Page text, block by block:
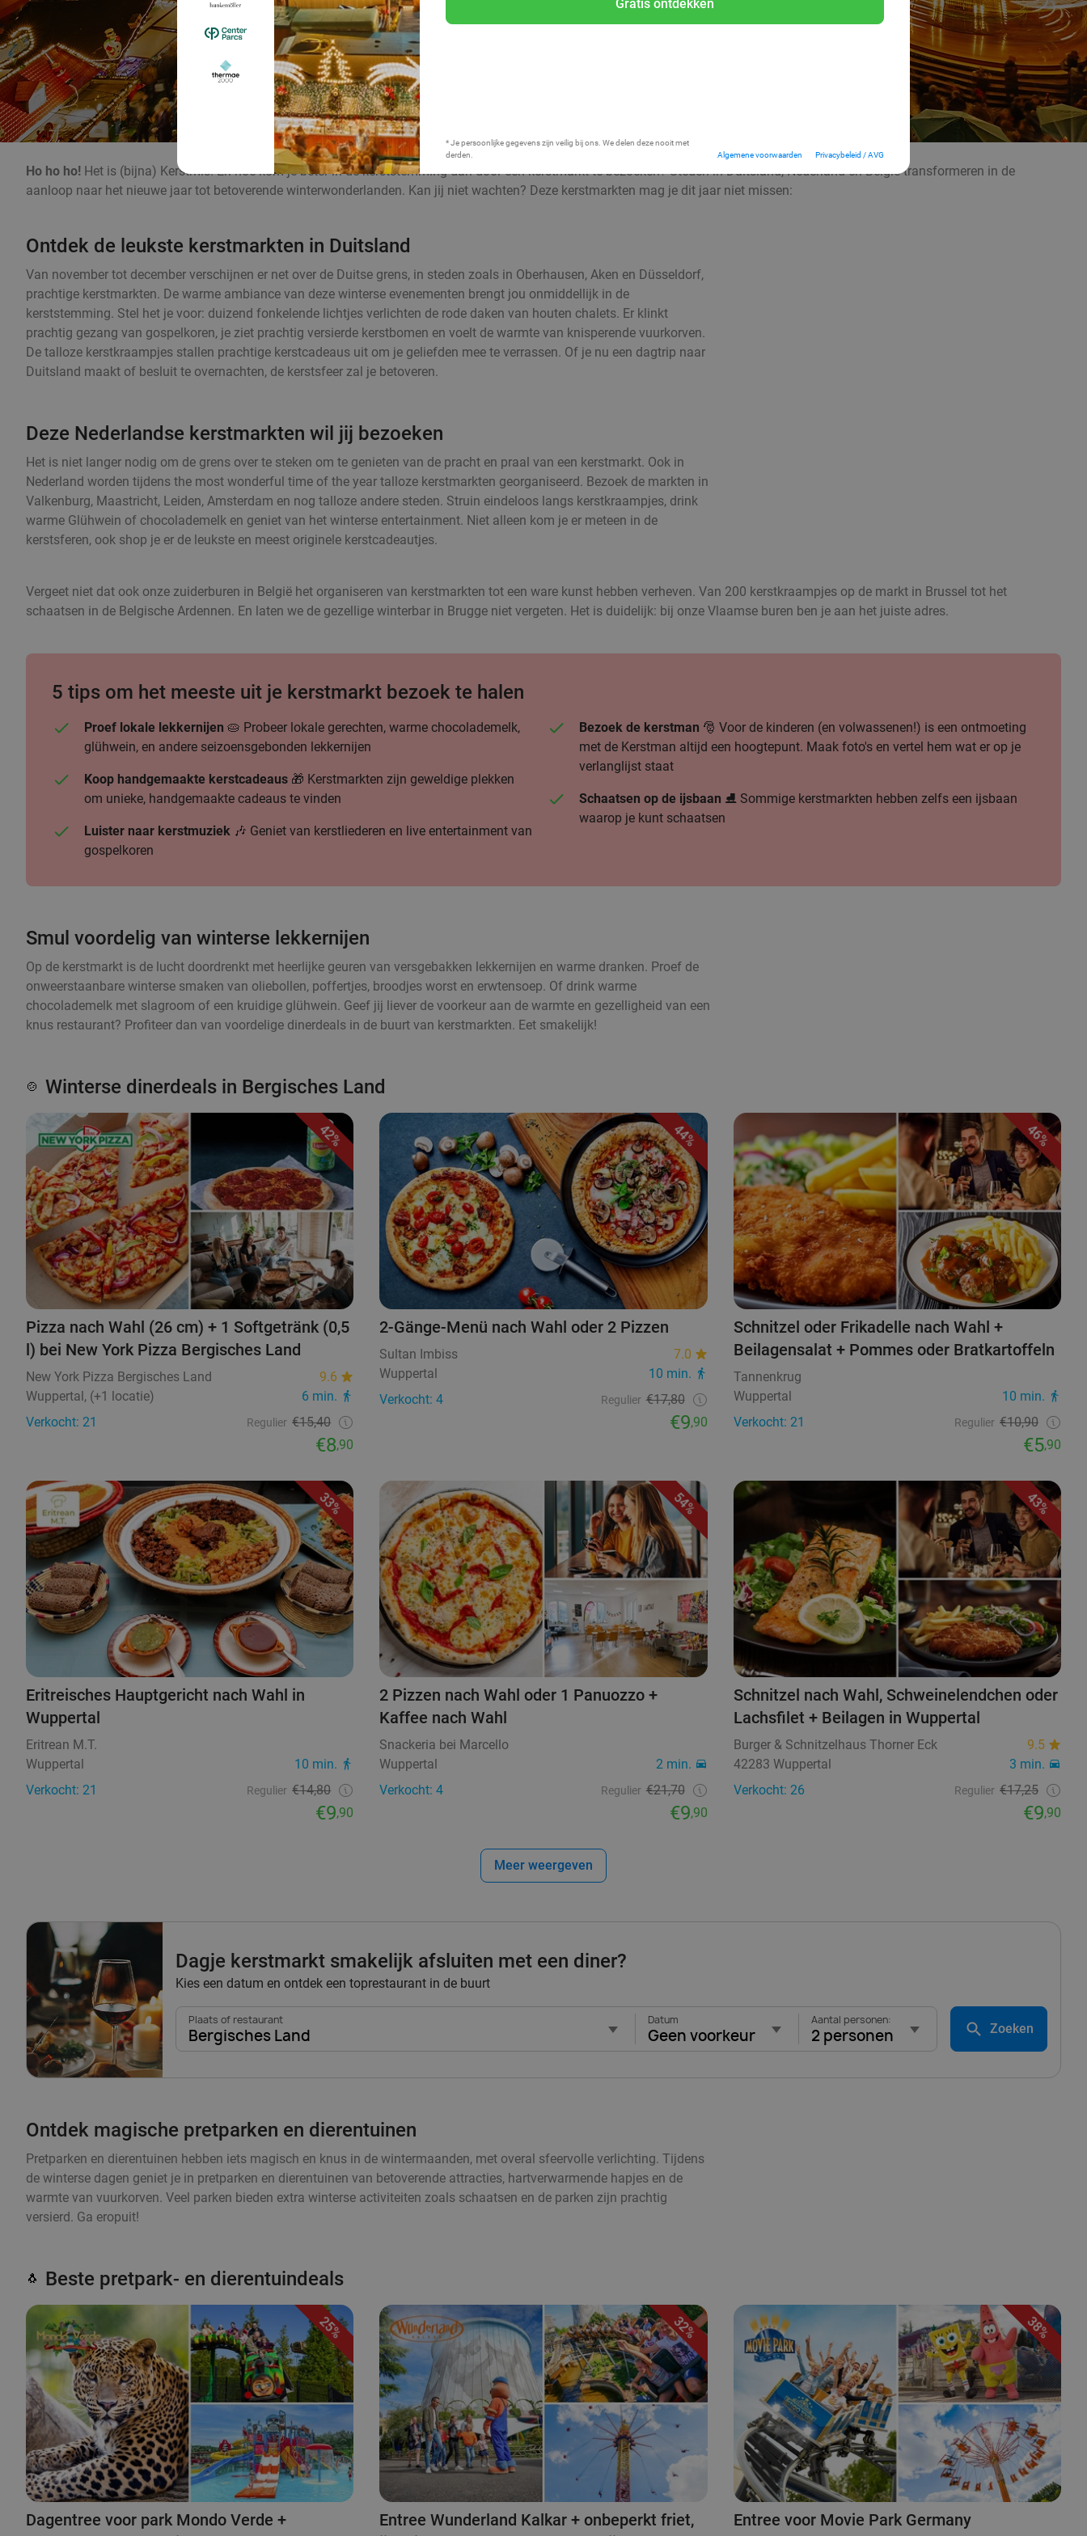
Gratis ontdekken
* Je persoonlijke gegevens zijn veilig bij ons. We delen deze nooit met
derden.
Algemene voorwaarden Privacybeleid / AVG
Ho ho ho! Het is (bijna) Kerstmis! En hoe kom je beter in de kerststemming dan door een kerstmarkt te bezoeken? Steden in Duitsland, Nederland en België transformeren in de
aanloop naar het nieuwe jaar tot betoverende winterwonderlanden. Kan jij niet wachten? Deze kerstmarkten mag je dit jaar niet missen:
Ontdek de leukste kerstmarkten in Duitsland
Van november tot december verschijnen er net over de Duitse grens, in steden zoals in Oberhausen, Aken en Düsseldorf,
prachtige kerstmarkten. De warme ambiance van deze winterse evenementen brengt jou onmiddellijk in de
kerststemming. Stel het je voor: duizend fonkelende lichtjes verlichten de rode daken van houten chalets. Er klinkt
prachtig gezang van gospelkoren, je ziet prachtig versierde kerstbomen en voelt de warmte van knisperende vuurkorven.
De talloze kerstkraampjes stallen prachtige kerstcadeaus uit om je geliefden mee te verrassen. Of je nu een dagtrip naar
Duitsland maakt of besluit te overnachten, de kerstsfeer zal je betoveren.
Deze Nederlandse kerstmarkten wil jij bezoeken
Het is niet langer nodig om de grens over te steken om te genieten van de pracht en praal van een kerstmarkt. Ook in
Nederland worden tijdens the most wonderful time of the year talloze kerstmarkten georganiseerd. Bezoek de markten in
Valkenburg, Maastricht, Leiden, Amsterdam en nog talloze andere steden. Struin eindeloos langs kerstkraampjes, drink
warme Glühwein of chocolademelk en geniet van het winterse entertainment. Niet alleen kom je er meteen in de
kerstsferen, ook shop je er de leukste en meest originele kerstcadeautjes.
Vergeet niet dat ook onze zuiderburen in België het organiseren van kerstmarkten tot een ware kunst hebben verheven. Van 200 kerstkraampjes op de markt in Brussel tot het
schaatsen in de Belgische Ardennen. En laten we de gezellige winterbar in Brugge niet vergeten. Het is duidelijk: bij onze Vlaamse buren ben je aan het juiste adres.
5 tips om het meeste uit je kerstmarkt bezoek te halen
Proef lokale lekkernijen 🥧 Probeer lokale gerechten, warme chocolademelk,
glühwein, en andere seizoensgebonden lekkernijen
Koop handgemaakte kerstcadeaus 🎁 Kerstmarkten zijn geweldige plekken
om unieke, handgemaakte cadeaus te vinden
Luister naar kerstmuziek 🎶 Geniet van kerstliederen en live entertainment van
gospelkoren
Bezoek de kerstman 🎅 Voor de kinderen (en volwassenen!) is een ontmoeting
met de Kerstman altijd een hoogtepunt. Maak foto's en vertel hem wat er op je
verlanglijst staat
Schaatsen op de ijsbaan ⛸️ Sommige kerstmarkten hebben zelfs een ijsbaan
waarop je kunt schaatsen
Smul voordelig van winterse lekkernijen
Op de kerstmarkt is de lucht doordrenkt met heerlijke geuren van versgebakken lekkernijen en warme dranken. Proef de
onweerstaanbare winterse smaken van oliebollen, poffertjes, broodjes worst en erwtensoep. Of drink warme
chocolademelk met slagroom of een kruidige glühwein. Geef jij liever de voorkeur aan de warmte en gezelligheid van een
knus restaurant? Profiteer dan van voordelige dinerdeals in de buurt van kerstmarkten. Eet smakelijk!
🍲 Winterse dinerdeals in Bergisches Land
42%
Pizza nach Wahl (26 cm) + 1 Softgetränk (0,5
l) bei New York Pizza Bergisches Land
New York Pizza Bergisches Land
9.6
Wuppertal, (+1 locatie)
6 min.
Verkocht: 21
Regulier €15,40
€8,90
44%
2-Gänge-Menü nach Wahl oder 2 Pizzen
Sultan Imbiss
7.0
Wuppertal
10 min.
Verkocht: 4
Regulier €17,80
€9,90
46%
Schnitzel oder Frikadelle nach Wahl +
Beilagensalat + Pommes oder Bratkartoffeln
Tannenkrug
Wuppertal
10 min.
Verkocht: 21
Regulier €10,90
€5,90
33%
Eritreisches Hauptgericht nach Wahl in
Wuppertal
Eritrean M.T.
Wuppertal
10 min.
Verkocht: 21
Regulier €14,80
€9,90
54%
2 Pizzen nach Wahl oder 1 Panuozzo +
Kaffee nach Wahl
Snackeria bei Marcello
Wuppertal
2 min.
Verkocht: 4
Regulier €21,70
€9,90
43%
Schnitzel nach Wahl, Schweinelendchen oder
Lachsfilet + Beilagen in Wuppertal
Burger & Schnitzelhaus Thorner Eck
9.5
42283 Wuppertal
3 min.
Verkocht: 26
Regulier €17,25
€9,90
Meer weergeven
Dagje kerstmarkt smakelijk afsluiten met een diner?
Kies een datum en ontdek een toprestaurant in de buurt
Plaats of restaurant
Bergisches Land
Datum
Geen voorkeur
Aantal personen:
2 personen Zoeken
Ontdek magische pretparken en dierentuinen
Pretparken en dierentuinen hebben iets magisch en knus in de wintermaanden, met overal sfeervolle verlichting. Tijdens
de winterse dagen geniet je in pretparken en dierentuinen van betoverende attracties, hartverwarmende hapjes en de
warmte van vuurkorven. Veel parken bieden extra winterse activiteiten zoals schaatsen en de parken zijn prachtig
versierd. Ga eropuit!
🐧 Beste pretpark- en dierentuindeals
25%
Dagentree voor park Mondo Verde +
32%
Entree Wunderland Kalkar + onbeperkt friet,
38%
Entree voor Movie Park Germany